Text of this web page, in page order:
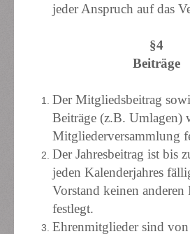
jeder Anspruch auf das
§4
Beiträge
Der Mitgliedsbeitrag
Beiträge (z.B. Umlagen)
Mitgliederversammlung
Der Jahresbeitrag ist bis
jeden Kalenderjahres
Vorstand keinen
festlegt.
Ehrenmitglieder sind